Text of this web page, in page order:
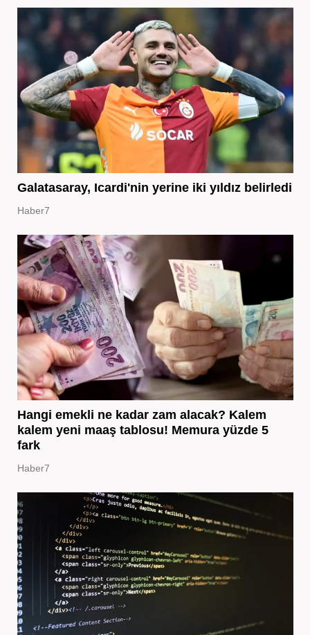
Galatasaray, Icardi'nin yerine iki yıldız belirledi
Haber7
Hangi emekli ne kadar zam alacak? Kalem
kalem yeni maaş tablosu! Memura yüzde 5
fark
Haber7